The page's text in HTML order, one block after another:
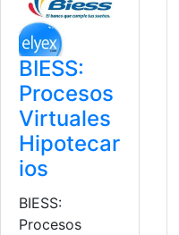
BIESS:
Procesos
Virtuales
Hipotecar
ios
BIESS:
Procesos